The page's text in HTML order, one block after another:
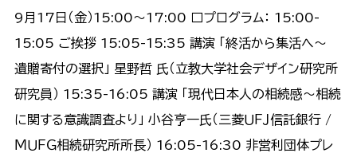
9月17日（金）15:00〜17:00 □プログラム： 15:00-
15:05 ご挨拶 15:05-15:35 講演 「終活から集活へ～
遺贈寄付の選択」 星野哲 氏（立教大学社会デザイン研究所
研究員） 15:35-16:05 講演 「現代日本人の相続感～相続
に関する意識調査より」 小谷亨一氏（三菱ＵＦＪ信託銀行 /
ＭＵＦＧ相続研究所所長） 16:05-16:30 非営利団体プレ